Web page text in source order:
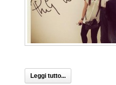
Leggi tutto...